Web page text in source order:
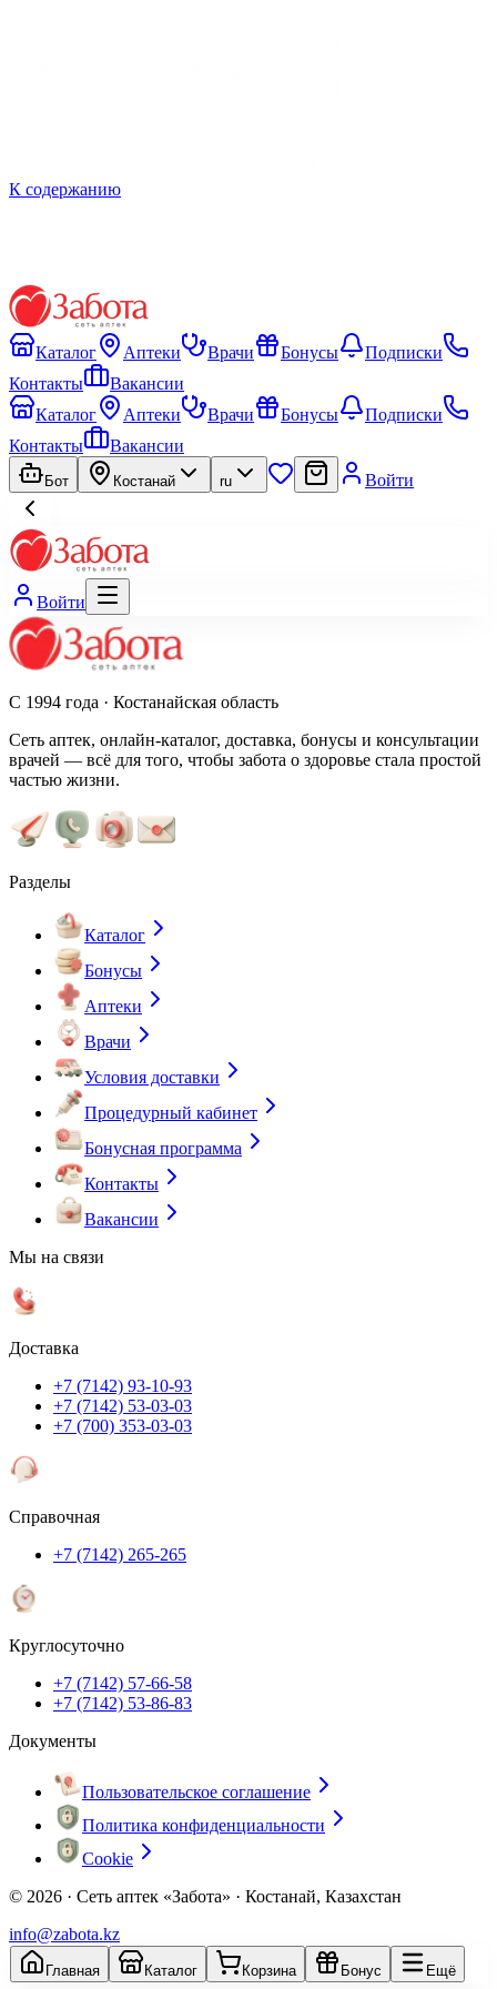
К содержанию
Каталог Аптеки Врачи Бонусы
Подписки
Контакты
Вакансии
Каталог
Аптеки Врачи Бонусы
Подписки
Контакты
Вакансии
Бот Костанай ru Войти
Войти
С 1994 года · Костанайская область
Сеть аптек, онлайн-каталог, доставка, бонусы и консультации
врачей — всё для того, чтобы забота о здоровье стала простой
частью жизни.
Разделы
Каталог
Бонусы
Аптеки
Врачи
Условия доставки
Процедурный кабинет
Бонусная программа
Контакты
Вакансии
Мы на связи
Доставка
+7 (7142) 93-10-93
+7 (7142) 53-03-03
+7 (700) 353-03-03
Справочная
+7 (7142) 265-265
Круглосуточно
+7 (7142) 57-66-58
+7 (7142) 53-86-83
Документы
Пользовательское соглашение
Политика конфиденциальности
Cookie
© 2026 · Сеть аптек «Забота» · Костанай, Казахстан
info@zabota.kz
Главная Каталог Корзина Бонус Ещё